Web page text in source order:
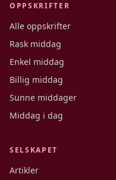
OPPSKRIFTER
Alle oppskrifter
Rask middag
Enkel middag
Billig middag
Sunne middager
Middag i dag
SELSKAPET
Artikler